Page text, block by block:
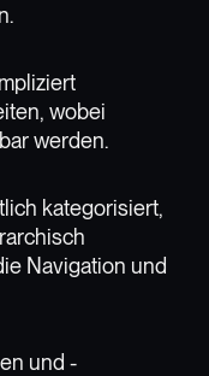
wobei
werden.
kategorisiert,
Navigation und
und -